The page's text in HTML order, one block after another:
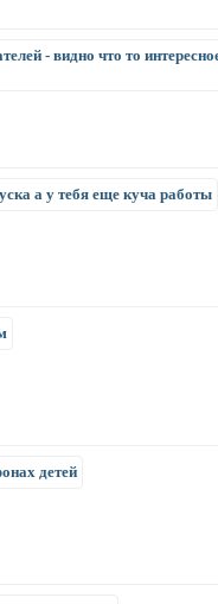
- видно что то
а у тебя еще куча работы
детей